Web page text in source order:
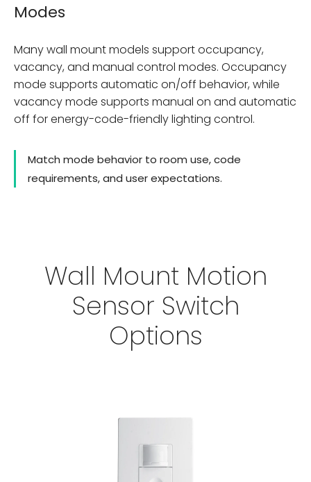
Modes
Many wall mount models support occupancy,
vacancy, and manual control modes. Occupancy
mode supports automatic on/off behavior, while
vacancy mode supports manual on and automatic
off for energy-code-friendly lighting control.
Match mode behavior to room use, code
requirements, and user expectations.
Wall Mount Motion
Sensor Switch
Options